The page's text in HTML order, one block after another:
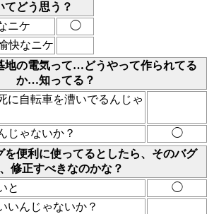
てどう思う？
ニケ
◯
快なニケ
地の電気って…どうやって作られてる
か…知ってる？
に自転車を漕いでるんじゃ
じゃないか？
◯
を便利に使ってるとしたら、そのバグ
修正すべきなのかな？
と
◯
いんじゃないか？